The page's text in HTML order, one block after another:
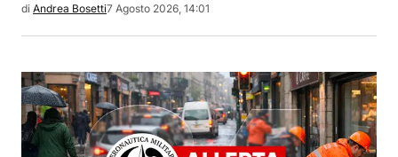
di Andrea Bosetti7 Agosto 2026, 14:01